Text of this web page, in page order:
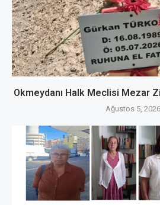
Okmeydanı Halk Meclisi Mezar
Ağustos 5, 2026